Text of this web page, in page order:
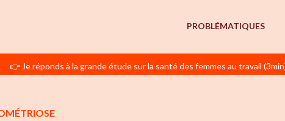
PROBLÉMATIQUES
👉 Je réponds à la grande étude sur la santé des femmes au travail